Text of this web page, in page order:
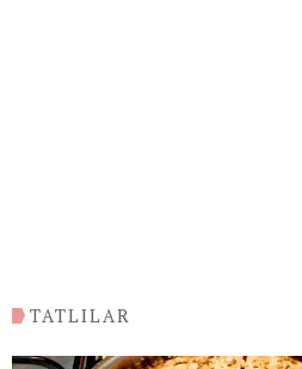
TATLILAR